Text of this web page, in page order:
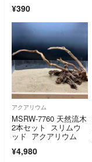
¥390
アクアリウム
MSRW-7760 天然流木
2本セット スリムウ
ッド アクアリウム
¥4,980